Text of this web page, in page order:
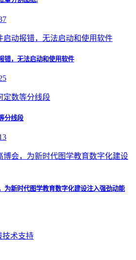
，无法启动和使用软件
分线段
为新时代图学教育数字化建设注入强劲动能
技术支持